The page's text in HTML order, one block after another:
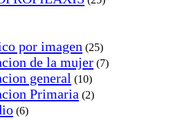
por imagen (25)
de la mujer (7)
general (10)
Primaria (2)
(6)